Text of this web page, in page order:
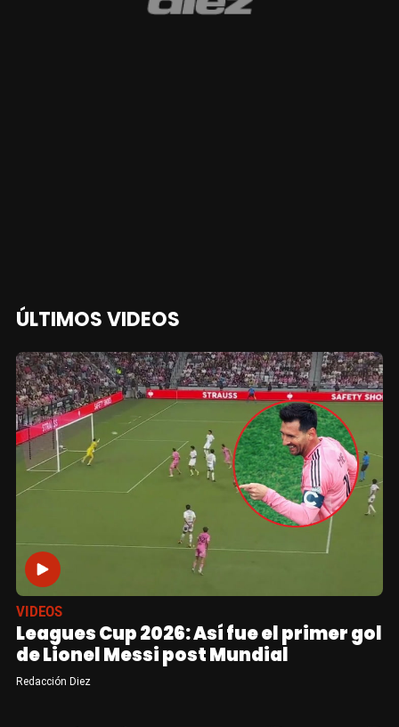
ÚLTIMOS VIDEOS
VIDEOS
Leagues Cup 2026: Así fue el primer gol
de Lionel Messi post Mundial
Redacción Diez